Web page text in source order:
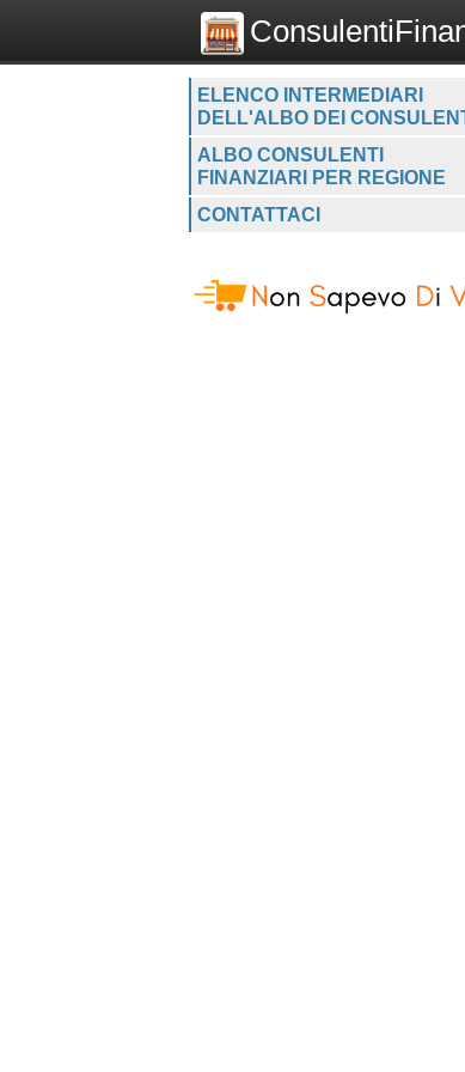
ELENCO INTERMEDIARI
DELL'ALBO DEI
ALBO CONSULENTI
FINANZIARI PER REGIONE
CONTATTACI